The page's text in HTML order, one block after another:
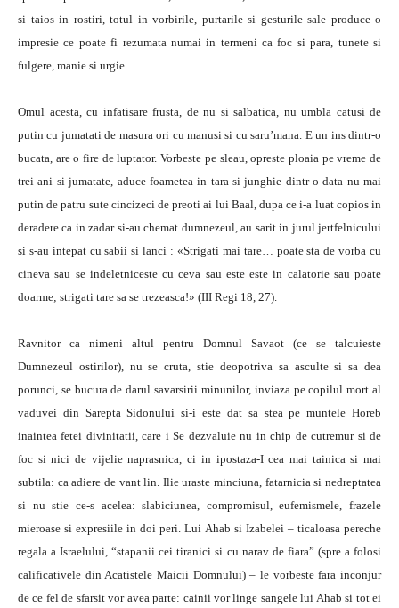
si taios in rostiri, totul in vorbirile, purtarile si gesturile sale produce o
impresie ce poate fi rezumata numai in termeni ca foc si para, tunete si
fulgere, manie si urgie.
Omul acesta, cu infatisare frusta, de nu si salbatica, nu umbla catusi de
putin cu jumatati de masura ori cu manusi si cu saru’mana. E un ins dintr-o
bucata, are o fire de luptator. Vorbeste pe sleau, opreste ploaia pe vreme de
trei ani si jumatate, aduce foametea in tara si junghie dintr-o data nu mai
putin de patru sute cincizeci de preoti ai lui Baal, dupa ce i-a luat copios in
deradere ca in zadar si-au chemat dumnezeul, au sarit in jurul jertfelnicului
si s-au intepat cu sabii si lanci : «Strigati mai tare… poate sta de vorba cu
cineva sau se indeletniceste cu ceva sau este este in calatorie sau poate
doarme; strigati tare sa se trezeasca!» (III Regi 18, 27).
Ravnitor ca nimeni altul pentru Domnul Savaot (ce se talcuieste
Dumnezeul ostirilor), nu se cruta, stie deopotriva sa asculte si sa dea
porunci, se bucura de darul savarsirii minunilor, inviaza pe copilul mort al
vaduvei din Sarepta Sidonului si-i este dat sa stea pe muntele Horeb
inaintea fetei divinitatii, care i Se dezvaluie nu in chip de cutremur si de
foc si nici de vijelie naprasnica, ci in ipostaza-I cea mai tainica si mai
subtila: ca adiere de vant lin. Ilie uraste minciuna, fatarnicia si nedreptatea
si nu stie ce-s acelea: slabiciunea, compromisul, eufemismele, frazele
mieroase si expresiile in doi peri. Lui Ahab si Izabelei – ticaloasa pereche
regala a Israelului, “stapanii cei tiranici si cu narav de fiara” (spre a folosi
calificativele din Acatistele Maicii Domnului) – le vorbeste fara inconjur
de ce fel de sfarsit vor avea parte: cainii vor linge sangele lui Ahab si tot ei